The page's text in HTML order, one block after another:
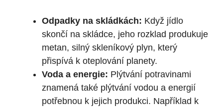
Odpadky na skládkách: Když jídlo
skončí na skládce, jeho rozklad produkuje
metan, silný skleníkový plyn, který
přispívá k oteplování planety.
Voda a energie: Plýtvání potravinami
znamená také plýtvání vodou a energií
potřebnou k jejich produkci. Například k